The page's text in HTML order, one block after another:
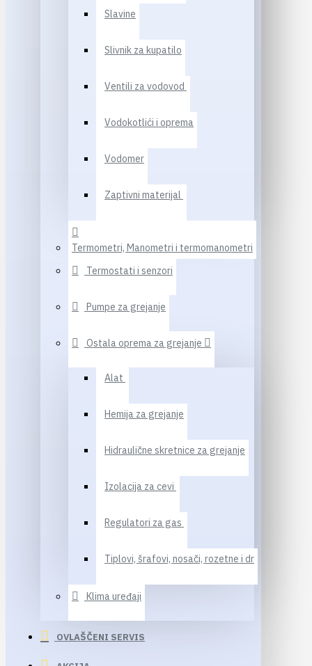
Slavine
Slivnik za kupatilo
Ventili za vodovod
Vodokotlići i oprema
Vodomer
Zaptivni materijal
Termometri, Manometri i termomanometri
Termostati i senzori
Pumpe za grejanje
Ostala oprema za grejanje
Alat
Hemija za grejanje
Hidraulične skretnice za grejanje
Izolacija za cevi
Regulatori za gas
Tiplovi, šrafovi, nosači, rozetne i dr
Klima uređaji
OVLAŠČENI SERVIS